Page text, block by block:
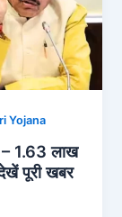
Yojana
1.63 लाख
पूरी खबर